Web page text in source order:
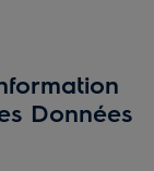
Données